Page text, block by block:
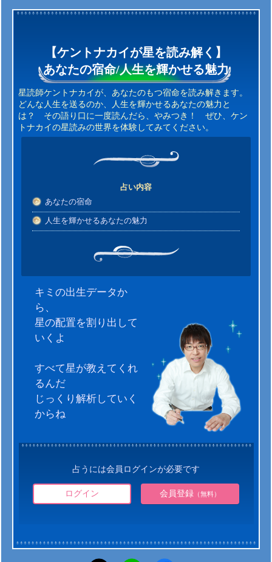
【ケントナカイが星を読み解く】
あなたの宿命/人生を輝かせる魅力
星読師ケントナカイが、あなたのもつ宿命を読み解きます。
どんな人生を送るのか、人生を輝かせるあなたの魅力と
は？ その語り口に一度読んだら、やみつき！ ぜひ、ケン
トナカイの星読みの世界を体験してみてください。
占い内容
あなたの宿命
人生を輝かせるあなたの魅力
キミの出生データか
ら、
星の配置を割り出して
いくよ
すべて星が教えてくれ
るんだ
じっくり解析していく
からね
占うには会員ログインが必要です
ログイン 会員登録（無料）